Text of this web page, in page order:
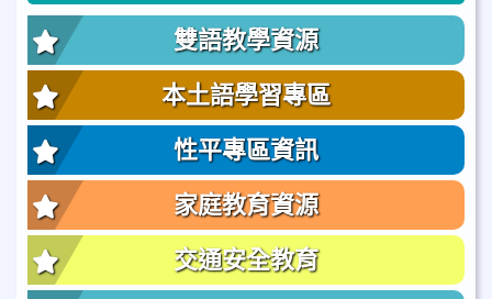
雙語教學資源
本土語學習專區
性平專區資訊
家庭教育資源
交通安全教育